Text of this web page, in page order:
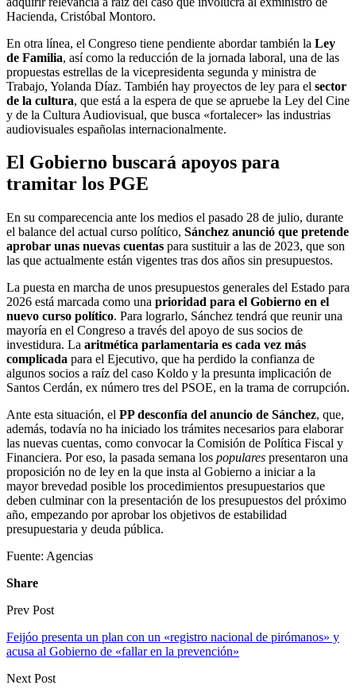
Hacienda, Cristóbal Montoro.
En otra línea, el Congreso tiene pendiente abordar también la Ley
de Familia, así como la reducción de la jornada laboral, una de las
propuestas estrellas de la vicepresidenta segunda y ministra de
Trabajo, Yolanda Díaz. También hay proyectos de ley para el sector
de la cultura, que está a la espera de que se apruebe la Ley del Cine
y de la Cultura Audiovisual, que busca «fortalecer» las industrias
audiovisuales españolas internacionalmente.
El Gobierno buscará apoyos para
tramitar los PGE
En su comparecencia ante los medios el pasado 28 de julio, durante
el balance del actual curso político, Sánchez anunció que pretende
aprobar unas nuevas cuentas para sustituir a las de 2023, que son
las que actualmente están vigentes tras dos años sin presupuestos.
La puesta en marcha de unos presupuestos generales del Estado para
2026 está marcada como una prioridad para el Gobierno en el
nuevo curso político. Para lograrlo, Sánchez tendrá que reunir una
mayoría en el Congreso a través del apoyo de sus socios de
investidura. La aritmética parlamentaria es cada vez más
complicada para el Ejecutivo, que ha perdido la confianza de
algunos socios a raíz del caso Koldo y la presunta implicación de
Santos Cerdán, ex número tres del PSOE, en la trama de corrupción.
Ante esta situación, el PP desconfía del anuncio de Sánchez, que,
además, todavía no ha iniciado los trámites necesarios para elaborar
las nuevas cuentas, como convocar la Comisión de Política Fiscal y
Financiera. Por eso, la pasada semana los populares presentaron una
proposición no de ley en la que insta al Gobierno a iniciar a la
mayor brevedad posible los procedimientos presupuestarios que
deben culminar con la presentación de los presupuestos del próximo
año, empezando por aprobar los objetivos de estabilidad
presupuestaria y deuda pública.
Fuente: Agencias
Share
Prev Post
Feijóo presenta un plan con un «registro nacional de pirómanos» y
acusa al Gobierno de «fallar en la prevención»
Next Post